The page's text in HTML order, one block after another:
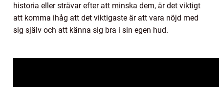
historia eller strävar efter att minska dem, är det viktigt
att komma ihåg att det viktigaste är att vara nöjd med
sig själv och att känna sig bra i sin egen hud.